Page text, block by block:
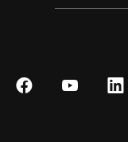
SíguenosSíguenos